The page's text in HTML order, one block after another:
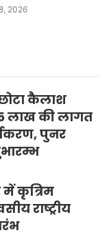
2026
कैलाश
लाख की लागत
पुनर
कृत्रिम
राष्ट्रीय